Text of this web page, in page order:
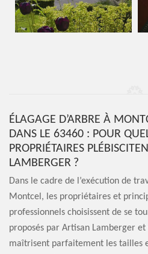
ÉLAGAGE D’ARBRE À
DANS LE 63460 : POUR
PROPRIÉTAIRES
LAMBERGER ?
Dans le cadre de l’exécution de
Montcel, les propriétaires et
professionnels choisissent de se
proposés par Artisan Lamberger
maîtrisent parfaitement les tailles